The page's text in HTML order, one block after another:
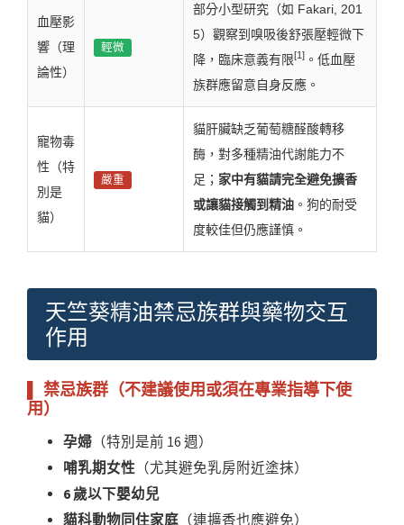
血壓影
響（理
論性）
輕微
部分小型研究（如 Fakari, 201
5）觀察到嗅吸後舒張壓輕微下
降，臨床意義有限[1] 。低血壓
族群應留意自身反應。
寵物毒
性（特
別是
貓）
嚴重
貓肝臟缺乏葡萄糖醛酸轉移
酶，對多種精油代謝能力不
足； 家中有貓請完全避免擴香
或讓貓接觸到精油 。狗的耐受
度較佳但仍應謹慎。
天竺葵精油禁忌族群與藥物交互
作用
▌ 禁忌族群（不建議使用或須在專業指導下使
用）
孕婦 （特別是前 16 週）
哺乳期女性 （尤其避免乳房附近塗抹）
6 歲以下嬰幼兒
貓科動物同住家庭 （連擴香也應避免）